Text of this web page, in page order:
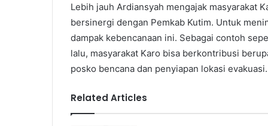
Lebih jauh Ardiansyah mengajak masyarakat
bersinergi dengan Pemkab Kutim. Untuk
dampak kebencanaan ini. Sebagai contoh
lalu, masyarakat Karo bisa berkontribusi
posko bencana dan penyiapan lokasi evakuasi.
Related Articles